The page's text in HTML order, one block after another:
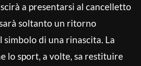
a presentarsi al cancelletto
soltanto un ritorno
simbolo di una rinascita. La
lo sport, a volte, sa restituire